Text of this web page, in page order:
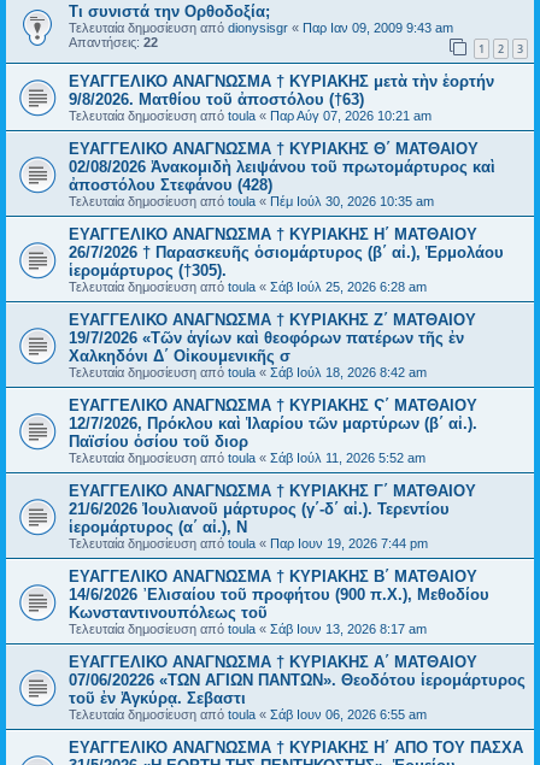
Τι συνιστά την Ορθοδοξία;
Τελευταία δημοσίευση από dionysisgr « Παρ Ιαν 09, 2009 9:43 am
Απαντήσεις: 22 1 2 3
ΕΥΑΓΓΕΛΙΚΟ ΑΝΑΓΝΩΣΜΑ † ΚΥΡΙΑΚΗΣ μετὰ τὴν ἑορτήν
9/8/2026. Ματθίου τοῦ ἀποστόλου (†63)
Τελευταία δημοσίευση από toula « Παρ Αύγ 07, 2026 10:21 am
ΕΥΑΓΓΕΛΙΚΟ ΑΝΑΓΝΩΣΜΑ † ΚΥΡΙΑΚΗΣ Θ΄ ΜΑΤΘΑΙΟΥ
02/08/2026 Ἀνακομιδὴ λειψάνου τοῦ πρωτομάρτυρος καὶ
ἀποστόλου Στεφάνου (428)
Τελευταία δημοσίευση από toula « Πέμ Ιούλ 30, 2026 10:35 am
ΕΥΑΓΓΕΛΙΚΟ ΑΝΑΓΝΩΣΜΑ † ΚΥΡΙΑΚΗΣ Η΄ ΜΑΤΘΑΙΟΥ
26/7/2026 † Παρασκευῆς ὁσιομάρτυρος (β΄ αἰ.), Ἑρμολάου
ἱερομάρτυρος (†305).
Τελευταία δημοσίευση από toula « Σάβ Ιούλ 25, 2026 6:28 am
ΕΥΑΓΓΕΛΙΚΟ ΑΝΑΓΝΩΣΜΑ † ΚΥΡΙΑΚΗΣ Ζ΄ ΜΑΤΘΑΙΟΥ
19/7/2026 «Τῶν ἁγίων καὶ θεοφόρων πατέρων τῆς ἐν
Χαλκηδόνι Δ΄ Οἰκουμενικῆς σ
Τελευταία δημοσίευση από toula « Σάβ Ιούλ 18, 2026 8:42 am
ΕΥΑΓΓΕΛΙΚΟ ΑΝΑΓΝΩΣΜΑ † ΚΥΡΙΑΚΗΣ Ϛ΄ ΜΑΤΘΑΙΟΥ
12/7/2026, Πρόκλου καὶ Ἱλαρίου τῶν μαρτύρων (β΄ αἰ.).
Παϊσίου ὁσίου τοῦ διορ
Τελευταία δημοσίευση από toula « Σάβ Ιούλ 11, 2026 5:52 am
ΕΥΑΓΓΕΛΙΚΟ ΑΝΑΓΝΩΣΜΑ † ΚΥΡΙΑΚΗΣ Γ΄ ΜΑΤΘΑΙΟΥ
21/6/2026 Ἰουλιανοῦ μάρτυρος (γ΄-δ΄ αἰ.). Τερεντίου
ἱερομάρτυρος (α΄ αἰ.), Ν
Τελευταία δημοσίευση από toula « Παρ Ιουν 19, 2026 7:44 pm
ΕΥΑΓΓΕΛΙΚΟ ΑΝΑΓΝΩΣΜΑ † ΚΥΡΙΑΚΗΣ Β΄ ΜΑΤΘΑΙΟΥ
14/6/2026 ᾿Ελισαίου τοῦ προφήτου (900 π.Χ.), Μεθοδίου
Κωνσταντινουπόλεως τοῦ
Τελευταία δημοσίευση από toula « Σάβ Ιουν 13, 2026 8:17 am
ΕΥΑΓΓΕΛΙΚΟ ΑΝΑΓΝΩΣΜΑ † ΚΥΡΙΑΚΗΣ Α΄ ΜΑΤΘΑΙΟΥ
07/06/20226 «ΤΩΝ ΑΓΙΩΝ ΠΑΝΤΩΝ». Θεοδότου ἱερομάρτυρος
τοῦ ἐν Ἀγκύρᾳ. Σεβαστι
Τελευταία δημοσίευση από toula « Σάβ Ιουν 06, 2026 6:55 am
ΕΥΑΓΓΕΛΙΚΟ ΑΝΑΓΝΩΣΜΑ † ΚΥΡΙΑΚΗΣ Η΄ ΑΠΟ ΤΟΥ ΠΑΣΧΑ